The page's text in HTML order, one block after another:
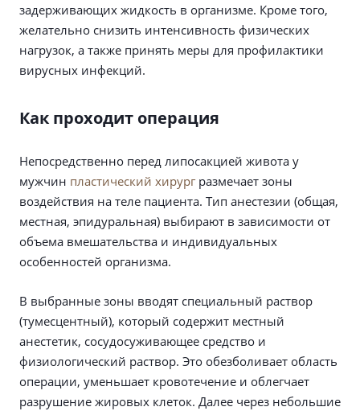
задерживающих жидкость в организме. Кроме того,
желательно снизить интенсивность физических
нагрузок, а также принять меры для профилактики
вирусных инфекций.
Как проходит операция
Непосредственно перед липосакцией живота у
мужчин пластический хирургразмечает зоны
воздействия на теле пациента. Тип анестезии (общая,
местная, эпидуральная) выбирают в зависимости от
объема вмешательства и индивидуальных
особенностей организма.
В выбранные зоны вводят специальный раствор
(тумесцентный), который содержит местный
анестетик, сосудосуживающее средство и
физиологический раствор. Это обезболивает область
операции, уменьшает кровотечение и облегчает
разрушение жировых клеток. Далее через небольшие